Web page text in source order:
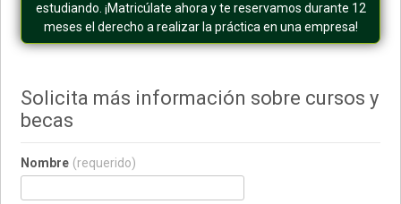
estudiando. ¡Matricúlate ahora y te reservamos durante 12
meses el derecho a realizar la práctica en una empresa!
Solicita más información sobre cursos y
becas
Nombre (requerido)